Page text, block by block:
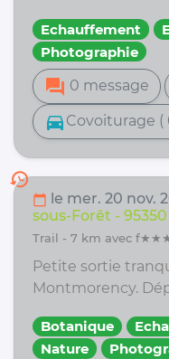
Echauffement
Photographie
forum 0 message
directions_car Covoiturage (
history
calendar_today le mer. 20 nov.
sous-Forêt - 95350
trail - 7 km avec
Petite sortie
Montmorency.
Botanique
Nature